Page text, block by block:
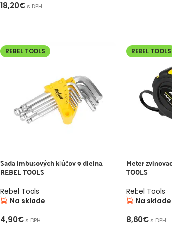
18,20€s DPH
REBEL TOOLS
Sada imbusových kľúčov 9 dielna,
REBEL TOOLS
Rebel Tools
Na sklade
4,90€s DPH
REBEL TOOLS
Meter
TOOLS
Rebel Tools
Na sklade
8,60€ s DPH